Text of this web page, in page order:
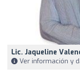
Lic. Jaqueline
Ver información y